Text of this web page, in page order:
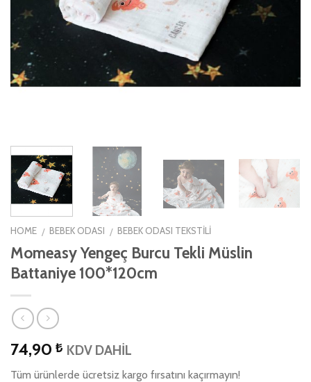
HOME / BEBEK ODASI / BEBEK ODASI TEKSTILI
Momeasy Yengeç Burcu Tekli Müslin
Battaniye 100*120cm
74,90 ₺ KDV DAHİL
Tüm ürünlerde ücretsiz kargo fırsatını kaçırmayın!